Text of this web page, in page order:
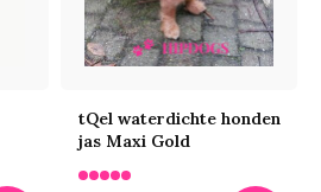
tQel waterdichte honden
jas Maxi Gold